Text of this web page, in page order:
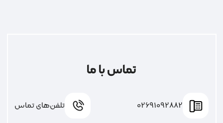
تماس با ما
02691092882 تلفن‌های تماس